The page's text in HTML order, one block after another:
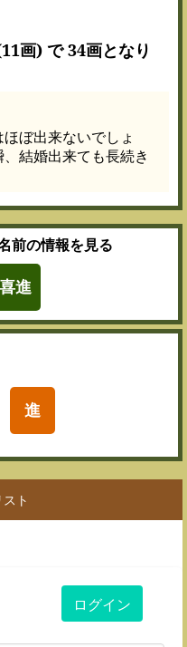
画) で 34画となり
ぼ出来ないでしょ
結婚出来ても長続き
前の情報を見る
喜進
進
ト
ログイン